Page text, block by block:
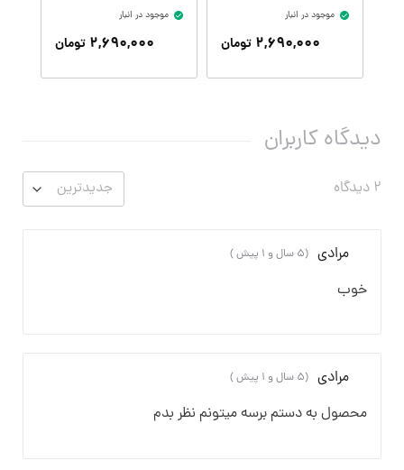
موجود در انبار
۲,۶۹۰,۰۰۰ تومان
موجود در انبار
۲,۶۹۰,۰۰۰ تومان
دیدگاه کاربران
۲ دیدگاه
مرادی (۵ سال و ۱ پیش )
خوب
مرادی (۵ سال و ۱ پیش )
محصول به دستم برسه میتونم نظر بدم